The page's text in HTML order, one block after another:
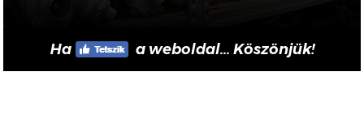
Ha a weboldal... Köszönjük!